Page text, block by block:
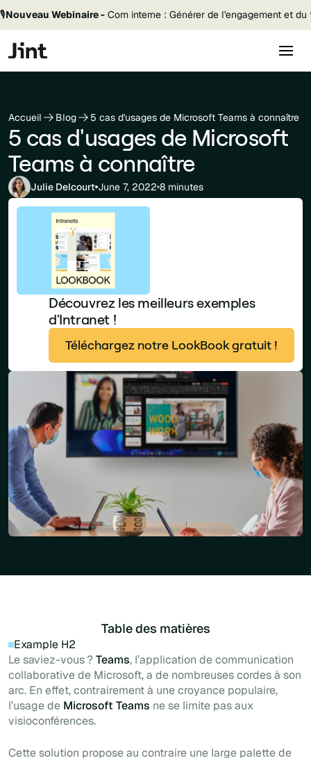
🎙️Nouveau Webinaire - Com interne : Générer de l'engagement et
Accueil Blog 5 cas d'usages de Microsoft Teams à connaître
5 cas d'usages de Microsoft
Teams à connaître
Julie Delcourt June 7, 2022 8 minutes
Découvrez les meilleurs exemples
d'Intranet !
Téléchargez notre LookBook gratuit !
Table des matières
Example H2
Le saviez-vous ?Teams, l’application de communication
collaborative de Microsoft, a de nombreuses cordes à son
arc. En effet, contrairement à une croyance populaire,
l’usage de Microsoft Teams ne se limite pas aux
visioconférences.
Cette solution propose au contraire une large palette de